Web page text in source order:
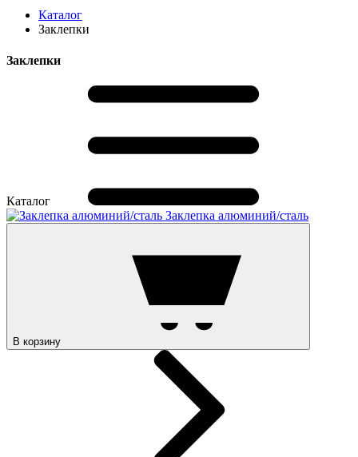
Каталог
Заклепки
Заклепки
Каталог
Заклепка алюминий/сталь
В корзину